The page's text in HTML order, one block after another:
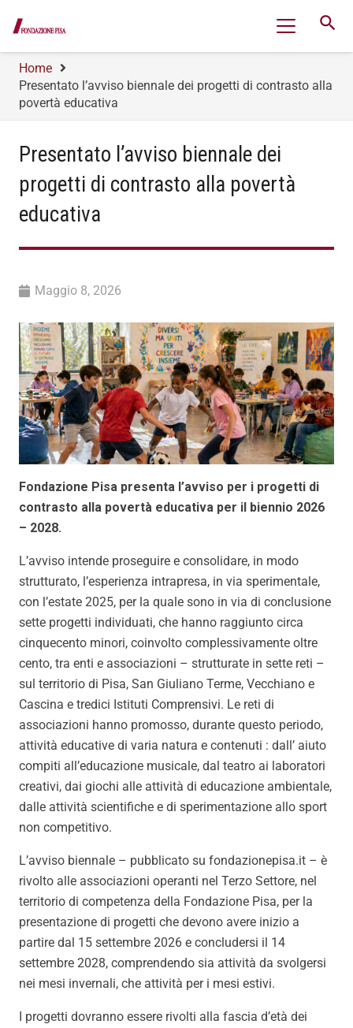
search
Home
Presentato l’avviso biennale dei progetti di contrasto alla
povertà educativa
Presentato l’avviso biennale dei
progetti di contrasto alla povertà
educativa
Maggio 8, 2026
Fondazione Pisa presenta l’avviso per i progetti di
contrasto alla povertà educativa per il biennio 2026
– 2028.
L’avviso intende proseguire e consolidare, in modo
strutturato, l’esperienza intrapresa, in via sperimentale,
con l’estate 2025, per la quale sono in via di conclusione
sette progetti individuati, che hanno raggiunto circa
cinquecento minori, coinvolto complessivamente oltre
cento, tra enti e associazioni – strutturate in sette reti –
sul territorio di Pisa, San Giuliano Terme, Vecchiano e
Cascina e tredici Istituti Comprensivi. Le reti di
associazioni hanno promosso, durante questo periodo,
attività educative di varia natura e contenuti : dall’ aiuto
compiti all’educazione musicale, dal teatro ai laboratori
creativi, dai giochi alle attività di educazione ambientale,
dalle attività scientifiche e di sperimentazione allo sport
non competitivo.
L’avviso biennale – pubblicato su fondazionepisa.it – è
rivolto alle associazioni operanti nel Terzo Settore, nel
territorio di competenza della Fondazione Pisa, per la
presentazione di progetti che devono avere inizio a
partire dal 15 settembre 2026 e concludersi il 14
settembre 2028, comprendendo sia attività da svolgersi
nei mesi invernali, che attività per i mesi estivi.
I progetti dovranno essere rivolti alla fascia d’età dei